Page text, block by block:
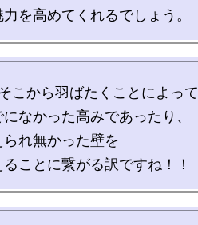
こから羽ばたくことによっ
なかった高みであったり、
れ無かった壁を